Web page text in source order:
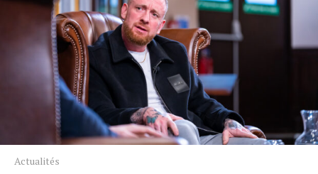
Actualités
Actualités
Technologies